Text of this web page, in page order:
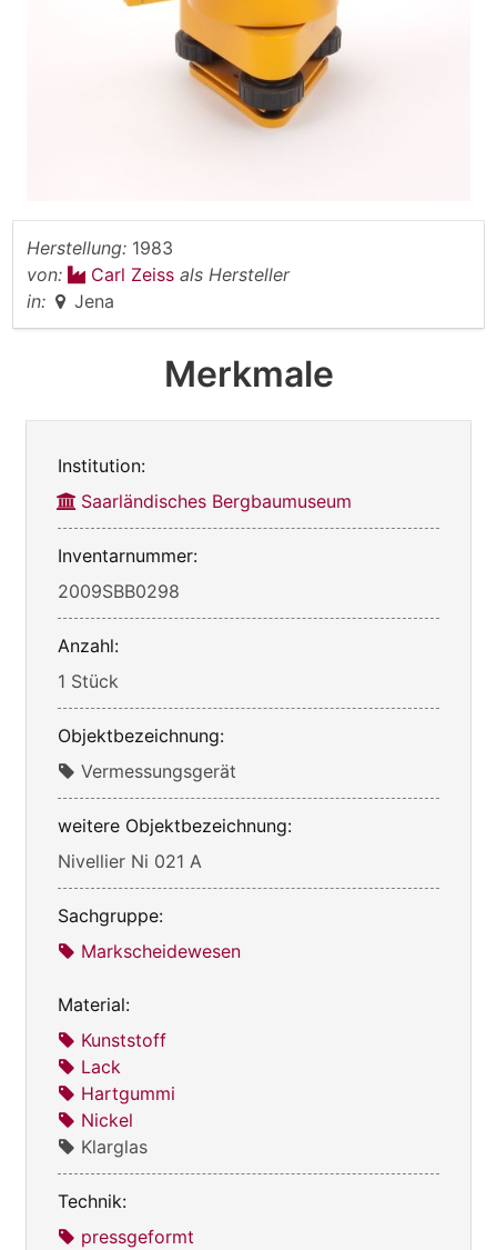
Herstellung: 1983
von:
Carl Zeiss als Hersteller
in:
Jena
Merkmale
Institution:
Saarländisches Bergbaumuseum
Inventarnummer:
2009SBB0298
Anzahl:
1 Stück
Objektbezeichnung:
Vermessungsgerät
weitere Objektbezeichnung:
Nivellier Ni 021 A
Sachgruppe:
Markscheidewesen
Material:
Kunststoff
Lack
Hartgummi
Nickel
Klarglas
Technik:
pressgeformt